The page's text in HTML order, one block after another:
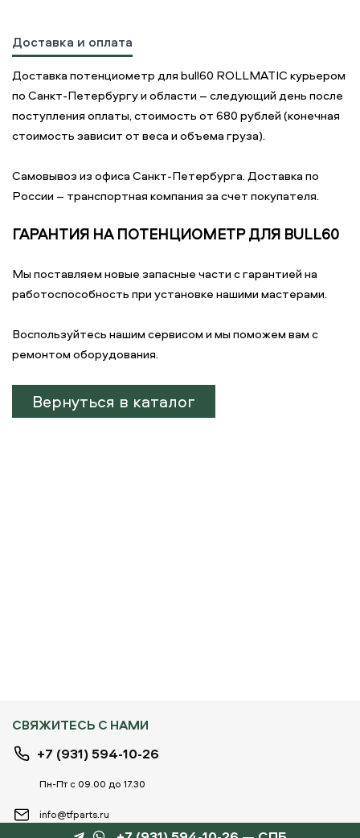
Доставка и оплата
Доставка потенциометр для bull60 ROLLMATIC курьером
по Санкт-Петербургу и области – следующий день после
поступления оплаты, стоимость от 680 рублей (конечная
стоимость зависит от веса и объема груза).
Самовывоз из офиса Санкт-Петербурга. Доставка по
России – транспортная компания за счет покупателя.
ГАРАНТИЯ НА ПОТЕНЦИОМЕТР ДЛЯ BULL60
Мы поставляем новые запасные части с гарантией на
работоспособность при установке нашими мастерами.
Воспользуйтесь нашим сервисом и мы поможем вам с
ремонтом оборудования.
Вернуться в каталог
СВЯЖИТЕСЬ С НАМИ
+7 (931) 594-10-26
Пн-Пт с 09.00 до 17.30
info@tfparts.ru